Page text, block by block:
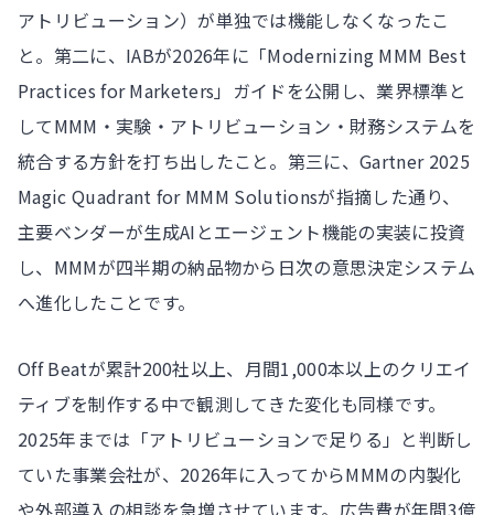
アトリビューション）が単独では機能しなくなったこ
と。第二に、IABが2026年に「Modernizing MMM Best
Practices for Marketers」ガイドを公開し、業界標準と
してMMM・実験・アトリビューション・財務システムを
統合する方針を打ち出したこと。第三に、Gartner 2025
Magic Quadrant for MMM Solutionsが指摘した通り、
主要ベンダーが生成AIとエージェント機能の実装に投資
し、MMMが四半期の納品物から日次の意思決定システム
へ進化したことです。
Off Beatが累計200社以上、月間1,000本以上のクリエイ
ティブを制作する中で観測してきた変化も同様です。
2025年までは「アトリビューションで足りる」と判断し
ていた事業会社が、2026年に入ってからMMMの内製化